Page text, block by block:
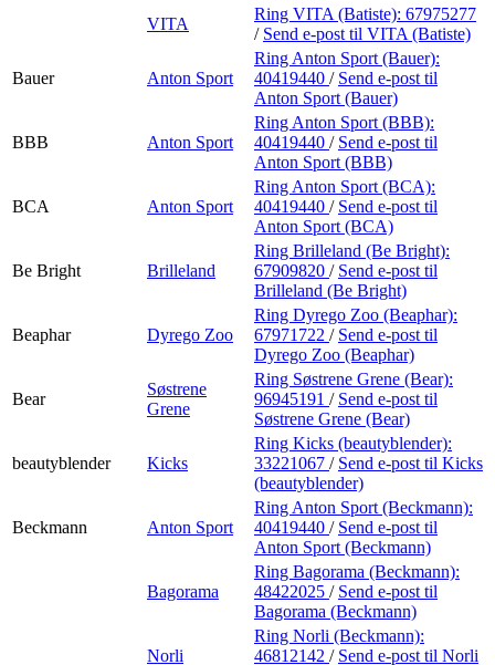
VITA
Ring VITA (Batiste): 67975277
/ Send e-post til VITA (Batiste)
Bauer Anton Sport
Ring Anton Sport (Bauer):
40419440 / Send e-post til
Anton Sport (Bauer)
BBB Anton Sport
Ring Anton Sport (BBB):
40419440 / Send e-post til
Anton Sport (BBB)
BCA Anton Sport
Ring Anton Sport (BCA):
40419440 / Send e-post til
Anton Sport (BCA)
Be Bright Brilleland
Ring Brilleland (Be Bright):
67909820 / Send e-post til
Brilleland (Be Bright)
Beaphar Dyrego Zoo
Ring Dyrego Zoo (Beaphar):
67971722 / Send e-post til
Dyrego Zoo (Beaphar)
Bear
Søstrene
Grene
Ring Søstrene Grene (Bear):
96945191 / Send e-post til
Søstrene Grene (Bear)
beautyblender Kicks
Ring Kicks (beautyblender):
33221067 / Send e-post til Kicks
(beautyblender)
Beckmann Anton Sport
Ring Anton Sport (Beckmann):
40419440 / Send e-post til
Anton Sport (Beckmann)
Bagorama
Ring Bagorama (Beckmann):
48422025 / Send e-post til
Bagorama (Beckmann)
Norli
Ring Norli (Beckmann):
46812142 / Send e-post til Norli